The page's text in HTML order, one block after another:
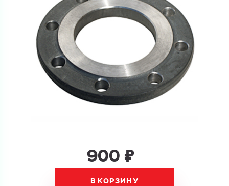
Купить как физ. лицо
Купить как юр. лицо
Номер телефона
Запросить КП
Запросить Счёт
Имя
Номер телефона
900 ₽
В КОРЗИНУ